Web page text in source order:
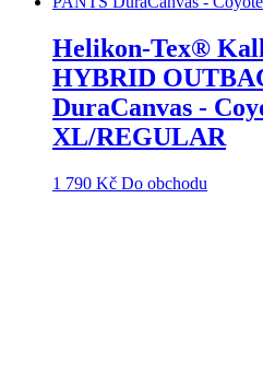
Helikon-Tex®
HYBRID
DuraCanvas -
XL/REGULAR
1 790 Kč Do obchodu